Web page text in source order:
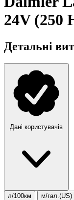
24V (250
Детальні
Дані користувачів
л/100км м/гал.(US)